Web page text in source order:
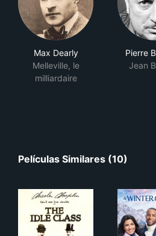
Max Dearly
Melleville, le
milliardaire
Pierre
Jean
Películas Similares (10)